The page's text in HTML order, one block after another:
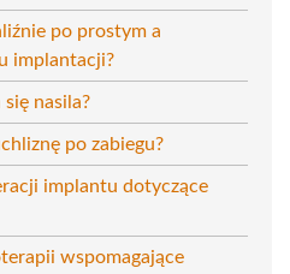
po prostym a
implantacji?
nasila?
po zabiegu?
implantu dotyczące
wspomagające